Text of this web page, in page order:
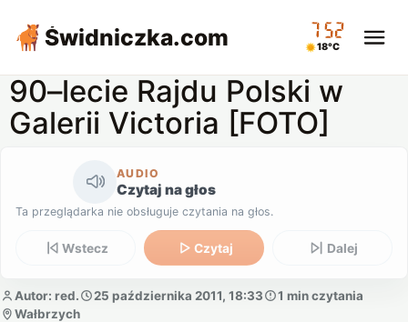
Świdniczka.com 07:52
18°C
90–lecie Rajdu Polski w
Galerii Victoria [FOTO]
AUDIO
Czytaj na głos
Ta przeglądarka nie obsługuje czytania na głos.
Wstecz Czytaj Dalej
Autor: red. 25 października 2011, 18:33
1 min czytania
Wałbrzych